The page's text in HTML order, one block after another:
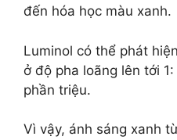
đến hóa học màu xanh.
Luminol có thể phát
ở độ pha loãng lên tới
phần triệu.
Vì vậy, ánh sáng xanh